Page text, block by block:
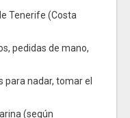
Tenerife (Costa
pedidas de mano,
para nadar, tomar el
(según